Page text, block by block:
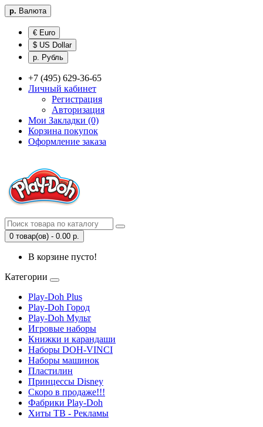
р. Валюта
€ Euro
$ US Dollar
р. Рубль
+7 (495) 629-36-65
Личный кабинет
Регистрация
Авторизация
Мои Закладки (0)
Корзина покупок
Оформление заказа
0 товар(ов) - 0.00 р.
В корзине пусто!
Категории
Play-Doh Plus
Play-Doh Город
Play-Doh Мульт
Игровые наборы
Книжки и карандаши
Наборы DOH-VINCI
Наборы машинок
Пластилин
Принцессы Disney
Скоро в продаже!!!
Фабрики Play-Doh
Хиты ТВ - Рекламы